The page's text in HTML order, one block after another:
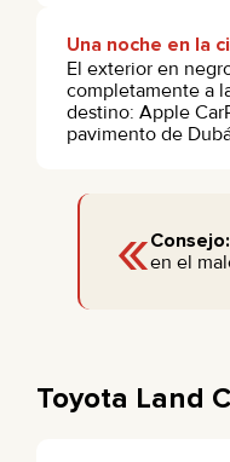
Una noche en la
El exterior en
completamente a
destino: Apple
pavimento de
«Consejo:
en el
Toyota Land